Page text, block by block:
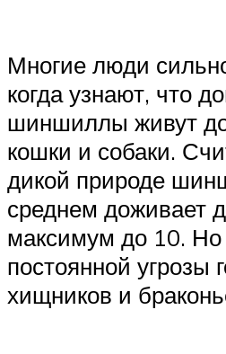
Многие люди
когда узнают, что
шиншиллы живут
кошки и собаки.
дикой природе
среднем доживает
максимум до 10. Но
постоянной угрозы
хищников и